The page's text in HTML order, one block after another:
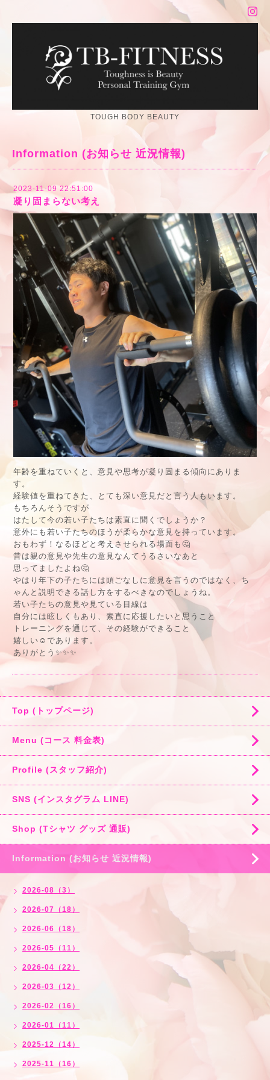
TOUGH BODY BEAUTY
Information (お知らせ 近況情報)
2023-11-09 22:51:00
凝り固まらない考え
年齢を重ねていくと、意見や思考が凝り固まる傾向にありま
す。
経験値を重ねてきた、とても深い意見だと言う人もいます。
もちろんそうですが
はたして今の若い子たちは素直に聞くでしょうか？
意外にも若い子たちのほうが柔らかな意見を持っています。
おもわず！なるほどと考えさせられる場面も🤔
昔は親の意見や先生の意見なんてうるさいなあと
思ってましたよね🤔
やはり年下の子たちには頭ごなしに意見を言うのではなく、ち
ゃんと説明できる話し方をするべきなのでしょうね。
若い子たちの意見や見ている目線は
自分には眩しくもあり、素直に応援したいと思うこと
トレーニングを通じて、その経験ができること
嬉しい☺️であります。
ありがとう✨✨✨
Top (トップページ)
Menu (コース 料金表)
Profile (スタッフ紹介)
SNS (インスタグラム LINE)
Shop (Tシャツ グッズ 通販)
Information (お知らせ 近況情報)
2026-08（3）
2026-07（18）
2026-06（18）
2026-05（11）
2026-04（22）
2026-03（12）
2026-02（16）
2026-01（11）
2025-12（14）
2025-11（16）